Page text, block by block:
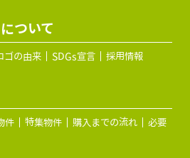
ついて
ゴの由来 SDGs宣言 採用情報
件 特集物件 購入までの流れ
必要